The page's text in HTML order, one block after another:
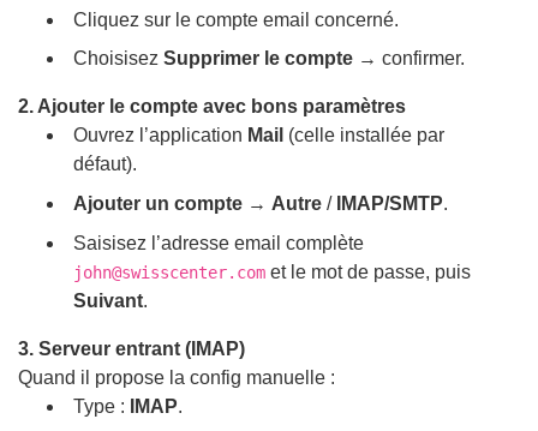
Cliquez sur le compte email concerné.
ChoisisezSupprimer le compte → confirmer.
2. Ajouter le compte avec bons paramètres
Ouvrez l’application Mail (celle installée par
défaut).
Ajouter un compte → Autre / IMAP/SMTP.
Saisisez l’adresse email complète
john@swisscenter.com et le mot de passe, puis
Suivant.
3. Serveur entrant (IMAP)
Quand il propose la config manuelle :
Type :
IMAP.